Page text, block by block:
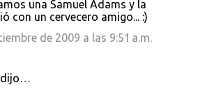
una Samuel Adams y la
con un cervecero amigo... :)
de 2009 a las 9:51 a.m.
dijo…